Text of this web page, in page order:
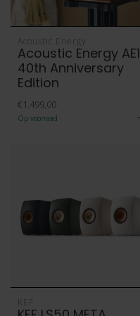
Acoustic Energy
Acoustic Energy AE1
40th Anniversary
Edition
€1.499,00
Op voorraad
KEF